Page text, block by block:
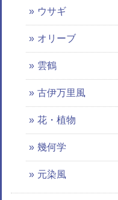
ウサギ
オリーブ
雲鶴
古伊万里風
花・植物
幾何学
元染風